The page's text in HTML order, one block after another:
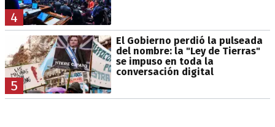
4
5
El Gobierno perdió la pulseada
del nombre: la "Ley de Tierras"
se impuso en toda la
conversación digital